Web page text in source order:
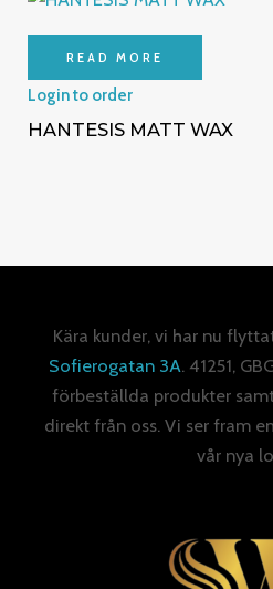
READ MORE
Login to order
HANTESIS MATT WAX
Kära kunder, vi har nu
Sofierogatan 3A. 41251,
förbeställda produkter
direkt från oss. Vi ser fram
vår nya